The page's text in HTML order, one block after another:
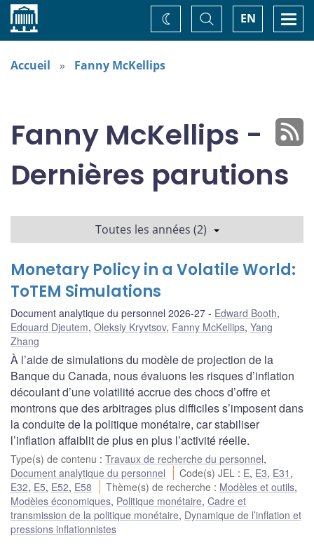
Accueil EN
Basculer
la
recherche
Changez
de
Accueil Fanny McKellips
Fanny McKellips -
Dernières parutions
Toutes les années (2)
Monetary Policy in a Volatile World:
ToTEM Simulations
Document analytique du personnel 2026-27 Edward Booth,
Edouard Djeutem, Oleksiy Kryvtsov, Fanny McKellips, Yang
Zhang
À l’aide de simulations du modèle de projection de la
Banque du Canada, nous évaluons les risques d’inflation
découlant d’une volatilité accrue des chocs d’offre et
montrons que des arbitrages plus difficiles s’imposent dans
la conduite de la politique monétaire, car stabiliser
l’inflation affaiblit de plus en plus l’activité réelle.
Type(s) de contenu : Travaux de recherche du personnel,
Document analytique du personnel
Code(s) JEL : E, E3, E31 ,
E32, E5, E52, E58 Thème(s) de recherche : Modèles et outils,
Modèles économiques, Politique monétaire, Cadre et
transmission de la politique monétaire, Dynamique de l’inflation et
pressions inflationnistes